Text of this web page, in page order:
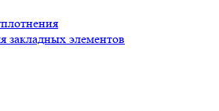
закладных элементов